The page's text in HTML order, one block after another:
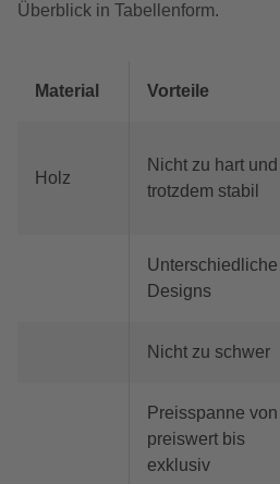
Überblick in Tabellenform.
Material Vorteile
Holz
Nicht zu hart und
trotzdem stabil
Unterschiedliche
Designs
Nicht zu schwer
Preisspanne von
preiswert bis
exklusiv